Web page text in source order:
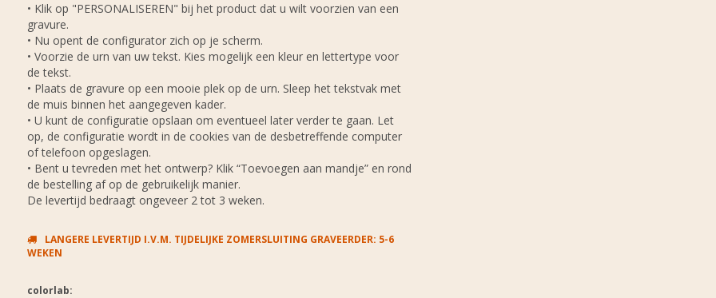
• Klik op "PERSONALISEREN" bij het product dat u wilt voorzien van een
gravure.
• Nu opent de configurator zich op je scherm.
• Voorzie de urn van uw tekst. Kies mogelijk een kleur en lettertype voor
de tekst.
• Plaats de gravure op een mooie plek op de urn. Sleep het tekstvak met
de muis binnen het aangegeven kader.
• U kunt de configuratie opslaan om eventueel later verder te gaan. Let
op, de configuratie wordt in de cookies van de desbetreffende computer
of telefoon opgeslagen.
• Bent u tevreden met het ontwerp? Klik “Toevoegen aan mandje” en rond
de bestelling af op de gebruikelijk manier.
De levertijd bedraagt ongeveer 2 tot 3 weken.
LANGERE LEVERTIJD I.V.M. TIJDELIJKE ZOMERSLUITING GRAVEERDER: 5-6
WEKEN
colorlab: